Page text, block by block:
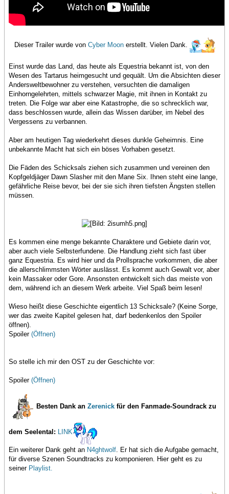
Dieser Trailer wurde von Cyber Moonerstellt. Vielen Dank.
Einst wurde das Land, das heute als Equestria bekannt ist, von den
Wesen des Tartarus heimgesucht und gequält. Um die Absichten dieser
Andersweltbewohner zu verstehen, versuchten die damaligen
Einhorngelehrten, mittels schwarzer Magie, mit ihnen in Kontakt zu
treten. Die Folge war aber eine Katastrophe, die so schrecklich war,
dass beschlossen wurde, allein das Wissen darüber, im Nebel des
Vergessens zu verbannen.
Aber am heutigen Tag wiederkehrt dieses dunkle Geheimnis. Eine
unbekannte Macht hat sich ein böses Vorhaben gesetzt.
Die Fäden des Schicksals ziehen sich zusammen und vereinen den
Kopfgeldjäger Dawn Slasher mit den Mane Six. Ihnen steht eine lange,
gefährliche Reise bevor, bei der sie sich ihren tiefsten Ängsten stellen
müssen.
Es kommen eine menge bekannte Charaktere und Gebiete darin vor,
aber auch viele Selbsterfundene. Die Handlung zieht sich fast über
ganz Equestria. Es wird hier und da Prollsprache vorkommen, die aber
die allerschlimmsten Wörter auslässt. Es kommt auch Gewalt vor, aber
kein Massaker oder Gore. Ansonsten entwickelt sich das meiste von
dem, während ich an diesem Werk arbeite. Viel Spaß beim lesen!
Wieso heißt diese Geschichte eigentlich 13 Schicksale? (Keine Sorge,
wer das zweite Kapitel gelesen hat, darf bedenkenlos den Spoiler
öffnen).
Spoiler (Öffnen)
So stelle ich mir den OST zu der Geschichte vor:
Spoiler (Öffnen)
Besten Dank an Zerenick für den Fanmade-Soundrack zu
dem Seelental: LINK
Ein weiterer Dank geht an N4ghtwolf . Er hat sich die Aufgabe gemacht,
für diverse Szenen Soundtracks zu komponieren. Hier geht es zu
seiner Playlist.